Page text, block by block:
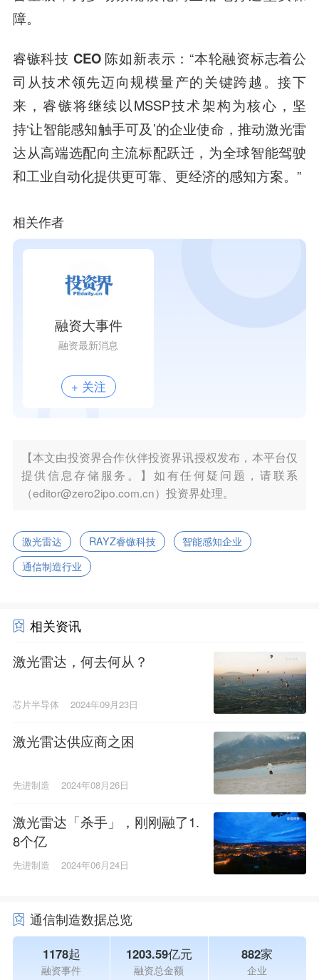
障。
睿镞科技 CEO 陈如新表示：“本轮融资标志着公
司从技术领先迈向规模量产的关键跨越。接下
来，睿镞将继续以MSSP技术架构为核心，坚
持‘让智能感知触手可及’的企业使命，推动激光雷
达从高端选配向主流标配跃迁，为全球智能驾驶
和工业自动化提供更可靠、更经济的感知方案。”
相关作者
融资大事件
融资最新消息
+ 关注
【本文由投资界合作伙伴投资界讯授权发布，本平台仅
提供信息存储服务。】如有任何疑问题，请联系
（editor@zero2ipo.com.cn）投资界处理。
激光雷达 RAYZ睿镞科技
智能感知企业
通信制造行业
相关资讯
激光雷达，何去何从？
芯片半导体 2024年09月23日
激光雷达供应商之困
先进制造 2024年08月26日
激光雷达「杀手」，刚刚融了1.
8个亿
先进制造 2024年06月24日
通信制造数据总览
1178起
融资事件
1203.59亿元
融资总金额
882家
企业